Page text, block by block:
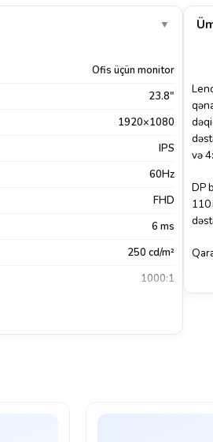
▼
Ofis üçün monitor
23.8"
1920×1080
IPS
60Hz
FHD
6 ms
250 cd/m²
1000:1
və
DP
110